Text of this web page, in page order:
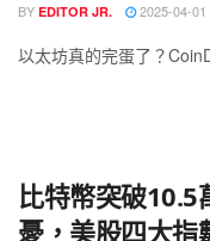
BY EDITOR JR. 2025-04-01
以太坊真的完蛋了？
比特幣突破10.5
憂，美股四大指